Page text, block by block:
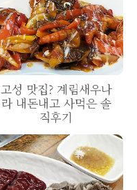
고성 맛집? 계림새우나
라 내돈내고 사먹은 솔
직후기